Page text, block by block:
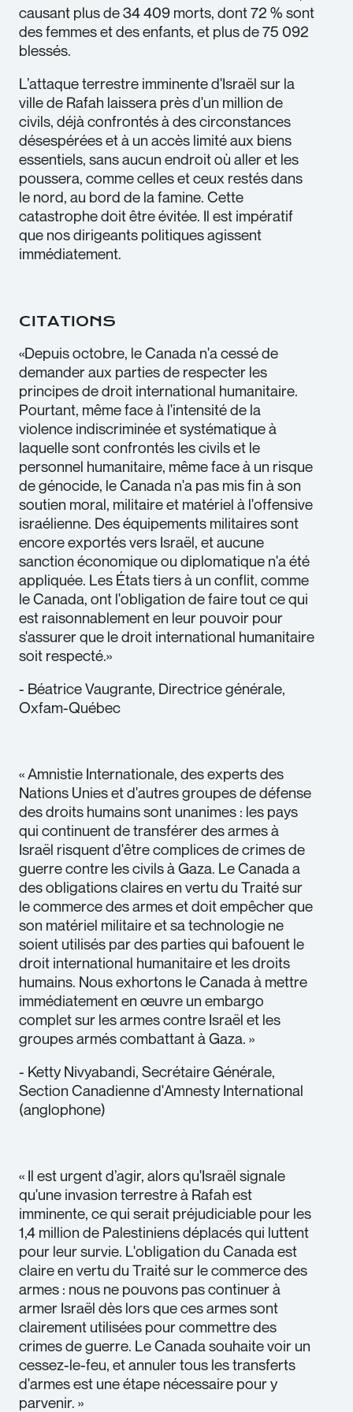
causant plus de 34 409 morts, dont 72 % sont
des femmes et des enfants, et plus de 75 092
blessés.
L’attaque terrestre imminente d'Israël sur la
ville de Rafah laissera près d'un million de
civils, déjà confrontés à des circonstances
désespérées et à un accès limité aux biens
essentiels, sans aucun endroit où aller et les
poussera, comme celles et ceux restés dans
le nord, au bord de la famine. Cette
catastrophe doit être évitée. Il est impératif
que nos dirigeants politiques agissent
immédiatement.
CITATIONS
«Depuis octobre, le Canada n'a cessé de
demander aux parties de respecter les
principes de droit international humanitaire.
Pourtant, même face à l'intensité de la
violence indiscriminée et systématique à
laquelle sont confrontés les civils et le
personnel humanitaire, même face à un risque
de génocide, le Canada n'a pas mis fin à son
soutien moral, militaire et matériel à l'offensive
israélienne. Des équipements militaires sont
encore exportés vers Israël, et aucune
sanction économique ou diplomatique n'a été
appliquée. Les États tiers à un conflit, comme
le Canada, ont l'obligation de faire tout ce qui
est raisonnablement en leur pouvoir pour
s'assurer que le droit international humanitaire
soit respecté.»
- Béatrice Vaugrante, Directrice générale,
Oxfam-Québec
« Amnistie Internationale, des experts des
Nations Unies et d'autres groupes de défense
des droits humains sont unanimes : les pays
qui continuent de transférer des armes à
Israël risquent d'être complices de crimes de
guerre contre les civils à Gaza. Le Canada a
des obligations claires en vertu du Traité sur
le commerce des armes et doit empêcher que
son matériel militaire et sa technologie ne
soient utilisés par des parties qui bafouent le
droit international humanitaire et les droits
humains. Nous exhortons le Canada à mettre
immédiatement en œuvre un embargo
complet sur les armes contre Israël et les
groupes armés combattant à Gaza. »
- Ketty Nivyabandi, Secrétaire Générale,
Section Canadienne d'Amnesty International
(anglophone)
« Il est urgent d’agir, alors qu'Israël signale
qu'une invasion terrestre à Rafah est
imminente, ce qui serait préjudiciable pour les
1,4 million de Palestiniens déplacés qui luttent
pour leur survie. L'obligation du Canada est
claire en vertu du Traité sur le commerce des
armes : nous ne pouvons pas continuer à
armer Israël dès lors que ces armes sont
clairement utilisées pour commettre des
crimes de guerre. Le Canada souhaite voir un
cessez-le-feu, et annuler tous les transferts
d'armes est une étape nécessaire pour y
parvenir. »